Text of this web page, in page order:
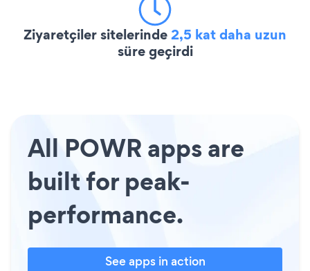
Ziyaretçiler sitelerinde2,5 kat daha uzun
süre geçirdi
All POWR apps are
built for peak-
performance.
See apps in action